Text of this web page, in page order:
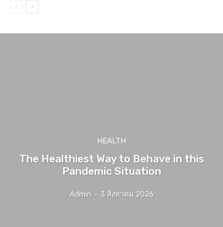
HEALTH
The Healthiest Way to Behave in this
Pandemic Situation
Admin - 3 สิงหาคม 2026